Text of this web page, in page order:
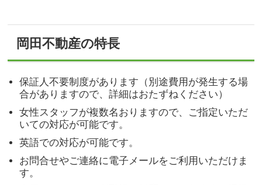
岡田不動産の特長
保証人不要制度があります（別途費用が発生する場
合がありますので、詳細はおたずねください）
女性スタッフが複数名おりますので、ご指定いただ
いての対応が可能です。
英語での対応が可能です。
お問合せやご連絡に電子メールをご利用いただけま
す。